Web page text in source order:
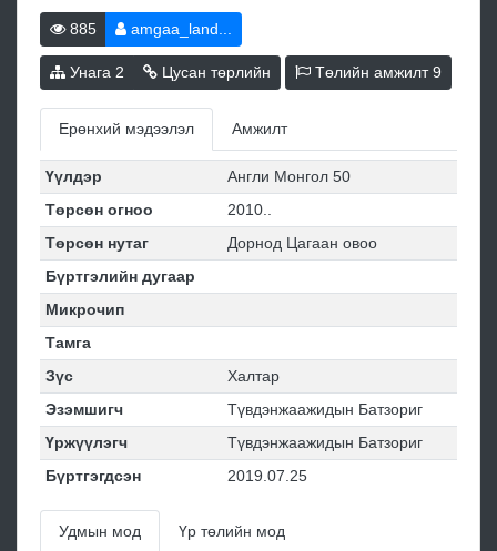
885 amgaa_land...
Унага 2 Цусан төрлийн Төлийн амжилт9
Ерөнхий мэдээлэл Амжилт
Үүлдэр
Англи Монгол 50
Төрсөн огноо
2010..
Төрсөн нутаг
Дорнод Цагаан овоо
Бүртгэлийн дугаар
Микрочип
Тамга
Зүс
Халтар
Эзэмшигч
Түвдэнжаажидын Батзориг
Үржүүлэгч
Түвдэнжаажидын Батзориг
Бүртгэгдсэн
2019.07.25
Удмын мод Үр төлийн мод